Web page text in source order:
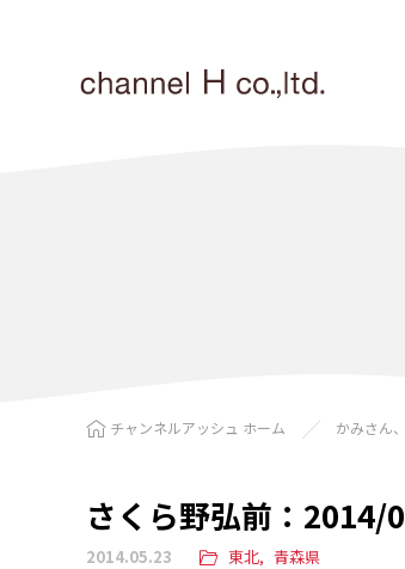
チャンネルアッシュ ホーム かみさん
さくら野弘前：
2014.05.23 東北 青森県